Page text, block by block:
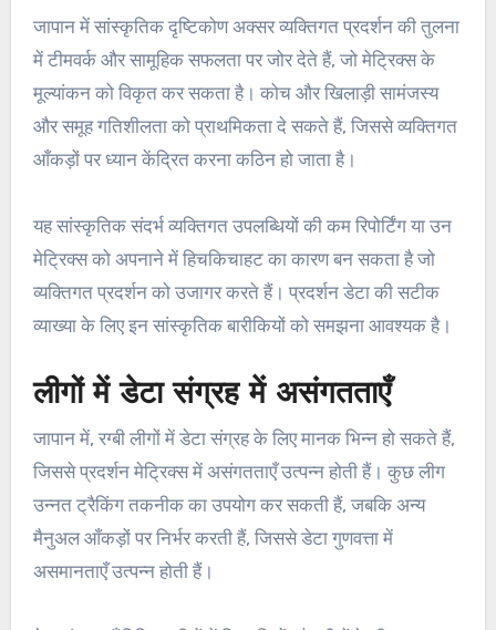
जापान में सांस्कृतिक दृष्टिकोण अक्सर व्यक्तिगत प्रदर्शन की तुलना
में टीमवर्क और सामूहिक सफलता पर जोर देते हैं, जो मेट्रिक्स के
मूल्यांकन को विकृत कर सकता है। कोच और खिलाड़ी सामंजस्य
और समूह गतिशीलता को प्राथमिकता दे सकते हैं, जिससे व्यक्तिगत
आँकड़ों पर ध्यान केंद्रित करना कठिन हो जाता है।
यह सांस्कृतिक संदर्भ व्यक्तिगत उपलब्धियों की कम रिपोर्टिंग या उन
मेट्रिक्स को अपनाने में हिचकिचाहट का कारण बन सकता है जो
व्यक्तिगत प्रदर्शन को उजागर करते हैं। प्रदर्शन डेटा की सटीक
व्याख्या के लिए इन सांस्कृतिक बारीकियों को समझना आवश्यक है।
लीगों में डेटा संग्रह में असंगतताएँ
जापान में, रग्बी लीगों में डेटा संग्रह के लिए मानक भिन्न हो सकते हैं,
जिससे प्रदर्शन मेट्रिक्स में असंगतताएँ उत्पन्न होती हैं। कुछ लीग
उन्नत ट्रैकिंग तकनीक का उपयोग कर सकती हैं, जबकि अन्य
मैनुअल आँकड़ों पर निर्भर करती हैं, जिससे डेटा गुणवत्ता में
असमानताएँ उत्पन्न होती हैं।